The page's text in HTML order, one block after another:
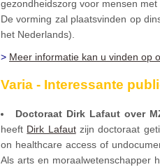
gezondheidszorg voor mensen
De vorming zal plaatsvinden op
het Nederlands).
> Meer informatie kan u vinden op
Varia - Interessante
Doctoraat Dirk Lafaut over
heeft Dirk Lafautzijn doctoraat
on healthcare access of
Als arts en moraalwetenschapper